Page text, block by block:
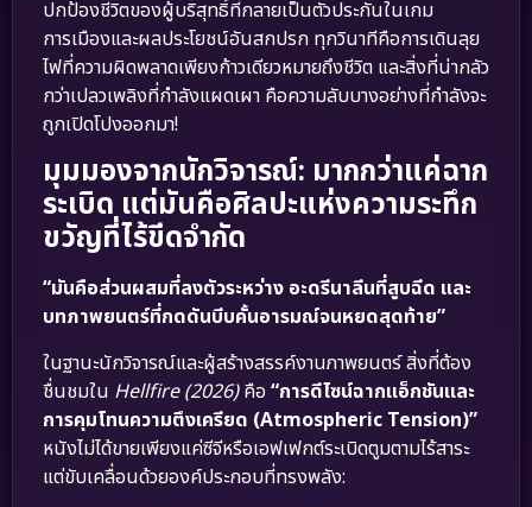
ปกป้องชีวิตของผู้บริสุทธิ์ที่กลายเป็นตัวประกันในเกม
การเมืองและผลประโยชน์อันสกปรก ทุกวินาทีคือการเดินลุย
ไฟที่ความผิดพลาดเพียงก้าวเดียวหมายถึงชีวิต และสิ่งที่น่ากลัว
กว่าเปลวเพลิงที่กำลังแผดเผา คือความลับบางอย่างที่กำลังจะ
ถูกเปิดโปงออกมา!
มุมมองจากนักวิจารณ์: มากกว่าแค่ฉาก
ระเบิด แต่มันคือศิลปะแห่งความระทึก
ขวัญที่ไร้ขีดจำกัด
“มันคือส่วนผสมที่ลงตัวระหว่าง อะดรีนาลีนที่สูบฉีด และ
บทภาพยนตร์ที่กดดันบีบคั้นอารมณ์จนหยดสุดท้าย”
ในฐานะนักวิจารณ์และผู้สร้างสรรค์งานภาพยนตร์ สิ่งที่ต้อง
ชื่นชมใน Hellfire (2026)คือ “การดีไซน์ฉากแอ็กชันและ
การคุมโทนความตึงเครียด (Atmospheric Tension)”
หนังไม่ได้ขายเพียงแค่ซีจีหรือเอฟเฟกต์ระเบิดตูมตามไร้สาระ
แต่ขับเคลื่อนด้วยองค์ประกอบที่ทรงพลัง: